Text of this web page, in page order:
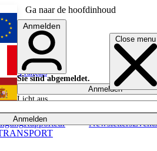
Ga naar de hoofdinhoud
Close menu
Anmelden
Rapporteur NewslettersEvents
English
Français
Anmelden
Sie sind abgemeldet.
Anmelden
Licht aus